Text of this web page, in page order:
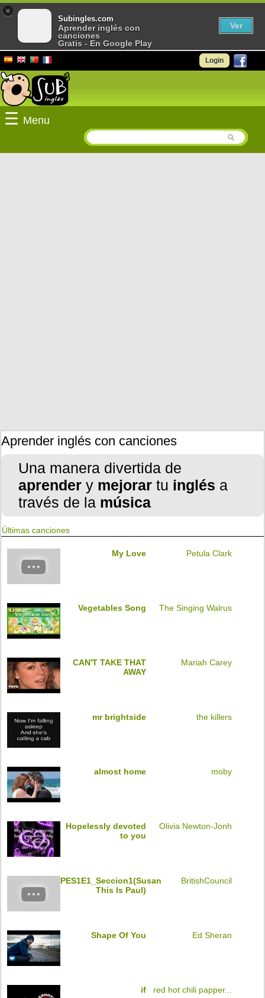
Login
☰ Menu
Aprender inglés con canciones
Una manera divertida de
aprender y mejorar tu inglés a
través de la música
Últimas canciones
My Love Petula Clark
Vegetables Song The Singing Walrus
CAN'T TAKE THAT
AWAY
Mariah Carey
mr brightside the killers
almost home moby
Hopelessly devoted
to you
Olivia Newton-Jonh
PES1E1_Seccion1(Susan
This Is Paul)
BritishCouncil
Shape Of You Ed Sheran
if red hot chili papper...
×
Subingles.com
Aprender inglés con
canciones
Gratis - En Google Play
Ver